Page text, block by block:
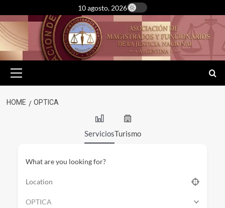
to
content
10 agosto, 2026
Menu
HOME OPTICA
ServiciosTurismo
What are you looking for?
OPTICA